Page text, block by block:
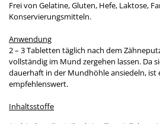
Frei von Gelatine, Gluten, Hefe, Laktose,
Konservierungsmitteln.
Anwendung
2 – 3 Tabletten täglich nach dem
vollständig im Mund zergehen lassen. Da
dauerhaft in der Mundhöhle ansiedeln, ist
empfehlenswert.
Inhaltsstoffe